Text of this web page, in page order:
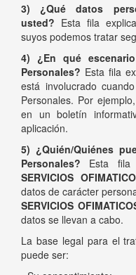
3) ¿Qué datos
usted? Esta fila
suyos podemos tratar
4) ¿En qué
Personales? Esta fila
está involucrado
Personales. Por
en un boletín
aplicación.
5) ¿Quién/Quiénes
Personales? Esta fila
SERVICIOS
datos de carácter
SERVICIOS
datos se llevan a cabo.
La base legal para el
puede ser: